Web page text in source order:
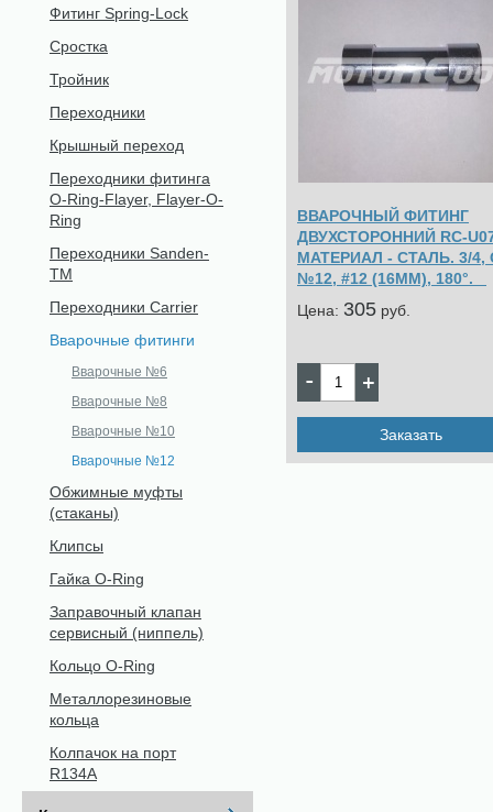
ВВАРОЧНЫЙ ФИТИНГ
ДВУХСТОРОННИЙ RC-
МАТЕРИАЛ - СТАЛЬ. 3/4,
№12, #12 (16ММ), 180°.
Цена: 305 pуб.
Заказать
Фитинг Spring-Lock
Сростка
Тройник
Переходники
Крышный переход
Переходники фитинга
O-Ring-Flayer, Flayer-O-
Ring
Переходники Sanden-
TM
Переходники Carrier
Вварочные фитинги
Вварочные №6
Вварочные №8
Вварочные №10
Вварочные №12
Обжимные муфты
(стаканы)
Клипсы
Гайка O-Ring
Заправочный клапан
сервисный (ниппель)
Кольцо O-Ring
Металлорезиновые
кольца
Колпачок на порт
R134A